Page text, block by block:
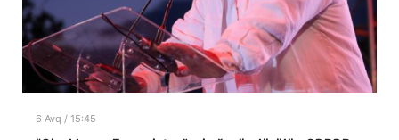
6 Avq / 15:45